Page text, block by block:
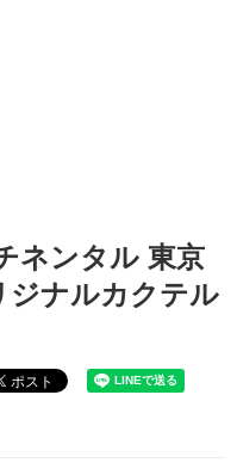
ネンタル 東京
ジナルカクテル
ポスト